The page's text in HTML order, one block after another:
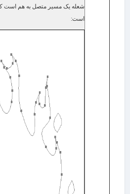
شعله یک مسیر متصل به هم است که
است: